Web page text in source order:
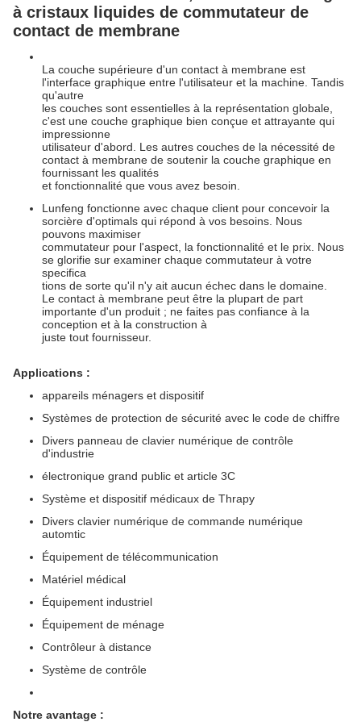
à cristaux liquides de commutateur de
contact de membrane
La couche supérieure d'un contact à membrane est
l'interface graphique entre l'utilisateur et la machine. Tandis
qu'autre
les couches sont essentielles à la représentation globale,
c'est une couche graphique bien conçue et attrayante qui
impressionne
utilisateur d'abord. Les autres couches de la nécessité de
contact à membrane de soutenir la couche graphique en
fournissant les qualités
et fonctionnalité que vous avez besoin.
Lunfeng fonctionne avec chaque client pour concevoir la
sorcière d'optimals qui répond à vos besoins. Nous
pouvons maximiser
commutateur pour l'aspect, la fonctionnalité et le prix. Nous
se glorifie sur examiner chaque commutateur à votre
specifica
tions de sorte qu'il n'y ait aucun échec dans le domaine.
Le contact à membrane peut être la plupart de part
importante d'un produit ; ne faites pas confiance à la
conception et à la construction à
juste tout fournisseur.
Applications :
appareils ménagers et dispositif
Systèmes de protection de sécurité avec le code de chiffre
Divers panneau de clavier numérique de contrôle
d'industrie
électronique grand public et article 3C
Système et dispositif médicaux de Thrapy
Divers clavier numérique de commande numérique
automtic
Équipement de télécommunication
Matériel médical
Équipement industriel
Équipement de ménage
Contrôleur à distance
Système de contrôle
Notre avantage :